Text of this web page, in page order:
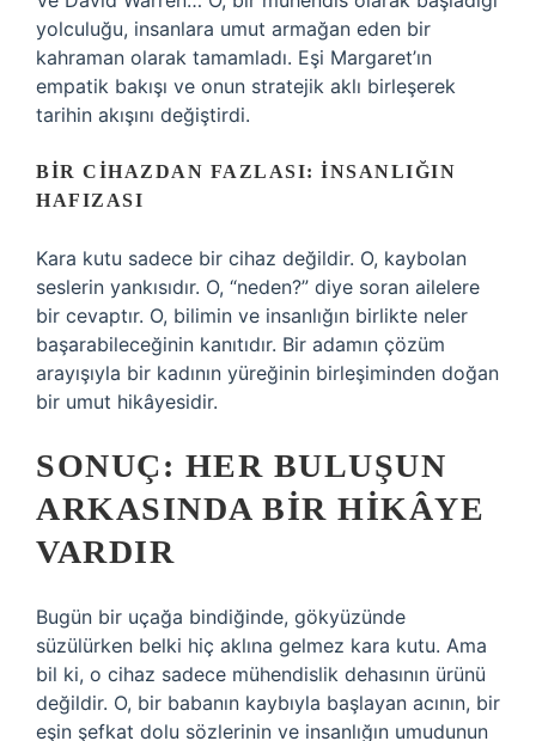
yolculuğu, insanlara umut armağan eden bir
kahraman olarak tamamladı. Eşi Margaret’ın
empatik bakışı ve onun stratejik aklı birleşerek
tarihin akışını değiştirdi.
BIR CIHAZDAN FAZLASI: İNSANLIĞIN
HAFIZASI
Kara kutu sadece bir cihaz değildir. O, kaybolan
seslerin yankısıdır. O, “neden?” diye soran ailelere
bir cevaptır. O, bilimin ve insanlığın birlikte neler
başarabileceğinin kanıtıdır. Bir adamın çözüm
arayışıyla bir kadının yüreğinin birleşiminden doğan
bir umut hikâyesidir.
SONUÇ: HER BULUŞUN
ARKASINDA BIR HIKÂYE
VARDIR
Bugün bir uçağa bindiğinde, gökyüzünde
süzülürken belki hiç aklına gelmez kara kutu. Ama
bil ki, o cihaz sadece mühendislik dehasının ürünü
değildir. O, bir babanın kaybıyla başlayan acının, bir
eşin şefkat dolu sözlerinin ve insanlığın umudunun